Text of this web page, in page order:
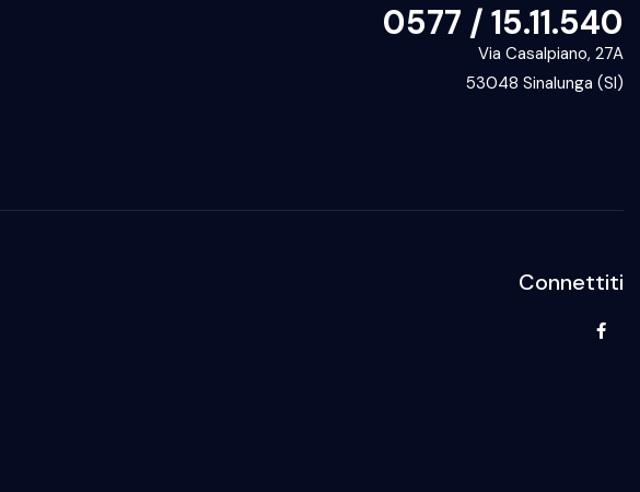
0577 / 15.11.540
Via Casalpiano, 27A
53048 Sinalunga (SI)
Connettiti